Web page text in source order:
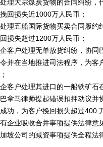
理大宗煤炭货物的合同纠纷，
回损失近1000万人民币；
理五船国际货物买卖合同履约
损失超过1200万人民币；
客户处理无单放货纠纷，协同
并在当地推进司法程序，为客
客户处理其进口的一船铁矿石
拿马律师提起错误扣押动议并
功，为客户挽回损失超过400
企业吸收合并事项提供法律意
坡公司的减资事项提供全程法